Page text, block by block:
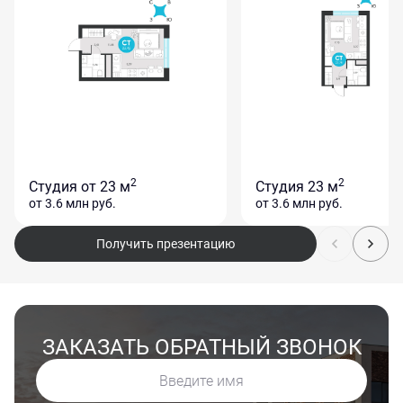
Студия от 23 м2
от 3.6 млн руб.
Студия 23 м2
от 3.6 млн руб.
Получить презентацию
ЗАКАЗАТЬ ОБРАТНЫЙ ЗВОНОК